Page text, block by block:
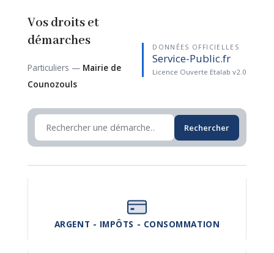
Vos droits et
démarches
Particuliers — Mairie de
Counozouls
DONNÉES OFFICIELLES
Service-Public.fr
Licence Ouverte Etalab v2.0
Rechercher
ARGENT - IMPÔTS - CONSOMMATION